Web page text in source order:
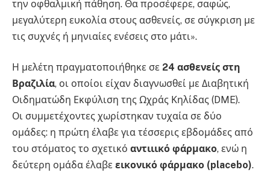
την οφθαλμική πάθηση. Θα προσέφερε, σαφώς,
μεγαλύτερη ευκολία στους ασθενείς, σε σύγκριση με
τις συχνές ή μηνιαίες ενέσεις στο μάτι».
Η μελέτη πραγματοποιήθηκε σε 24 ασθενείς στη
Βραζιλία, οι οποίοι είχαν διαγνωσθεί με Διαβητική
Οιδηματώδη Εκφύλιση της Ωχράς Κηλίδας (DME).
Οι συμμετέχοντες χωρίστηκαν τυχαία σε δύο
ομάδες: η πρώτη έλαβε για τέσσερις εβδομάδες από
του στόματος το σχετικό αντιιικό φάρμακο, ενώ η
δεύτερη ομάδα έλαβε εικονικό φάρμακο (placebo).